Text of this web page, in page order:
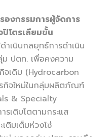
องกรรมการผู้จัดการ
โตรเลียมขั้น
ำเนินกลยุทธ์การดำเนิน
ม ปตท. เพื่อคงความ
จเดิม (Hydrocarbon
กิจใหม่ในกลุ่มผลิตภัณฑ์
& Specialty
เติบโตตามกระแส
ติมเต็มห่วงโซ่